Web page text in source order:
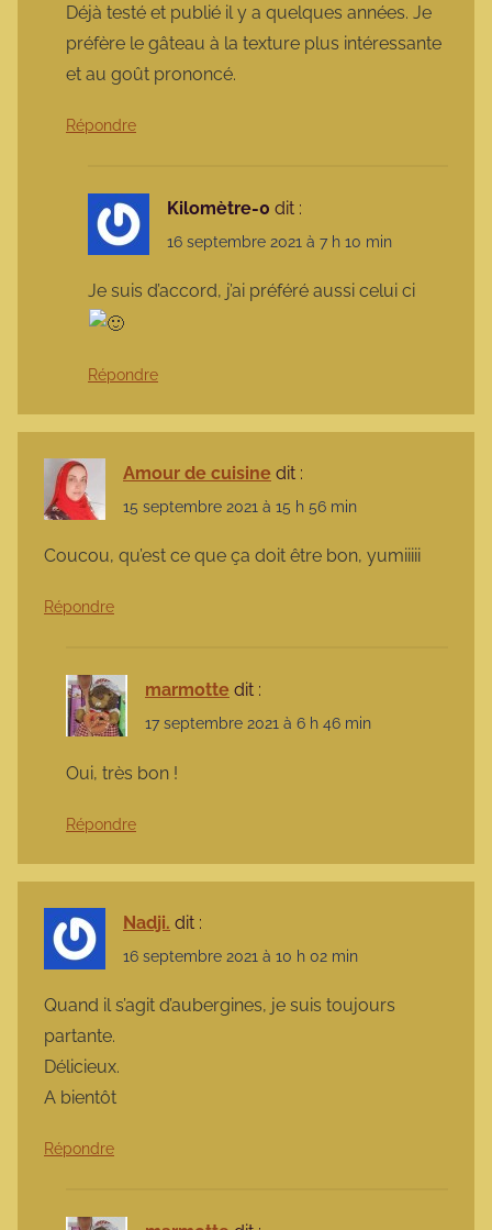
Déjà testé et publié il y a quelques années. Je
préfère le gâteau à la texture plus intéressante
et au goût prononcé.
Répondre
Kilomètre-0 dit :
16 septembre 2021 à 7 h 10 min
Je suis d’accord, j’ai préféré aussi celui ci
Répondre
Amour de cuisine dit :
15 septembre 2021 à 15 h 56 min
Coucou, qu’est ce que ça doit être bon, yumiiiii
Répondre
marmotte dit :
17 septembre 2021 à 6 h 46 min
Oui, très bon !
Répondre
Nadji. dit :
16 septembre 2021 à 10 h 02 min
Quand il s’agit d’aubergines, je suis toujours
partante.
Délicieux.
A bientôt
Répondre